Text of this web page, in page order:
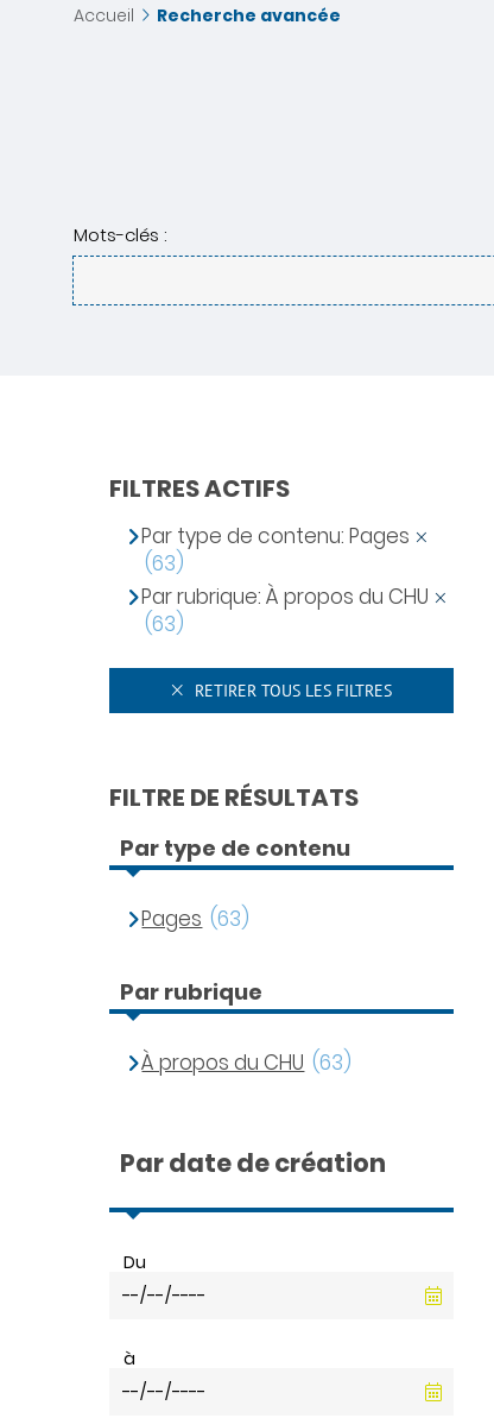
Accueil Recherche avancée
Mots-clés :
FILTRES ACTIFS
Par type de contenu: Pages
(63)
Par rubrique: À propos du CHU
(63)
RETIRER TOUS LES FILTRES
FILTRE DE RÉSULTATS
Par type de contenu
Pages (63)
Par rubrique
À propos du CHU (63)
Par date de création
Du
à